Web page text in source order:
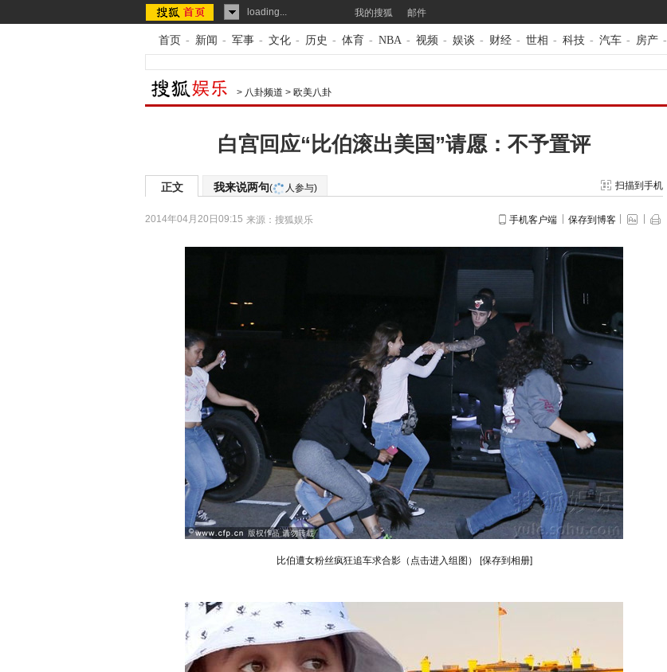
loading... 我的搜狐 邮件
首页 - 新闻 - 军事 - 文化 - 历史 - 体育 - NBA - 视频 - 娱谈 - 财经 - 世相 - 科技 - 汽车 - 房产 -
> 八卦频道 > 欧美八卦
白宫回应“比伯滚出美国”请愿：不予置评
正文 我来说两句( 人参与) 扫描到手机
2014年04月20日09:15 来源： 搜狐娱乐 手机客户端 保存到博客
比伯遭女粉丝疯狂追车求合影（点击进入组图） [保存到相册]